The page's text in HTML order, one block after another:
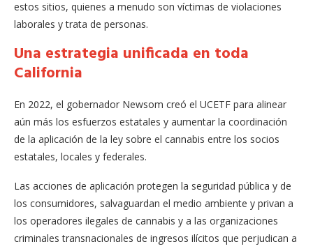
estos sitios, quienes a menudo son víctimas de violaciones
laborales y trata de personas.
Una estrategia unificada en toda
California
En 2022, el gobernador Newsom creó el UCETF para alinear
aún más los esfuerzos estatales y aumentar la coordinación
de la aplicación de la ley sobre el cannabis entre los socios
estatales, locales y federales.
Las acciones de aplicación protegen la seguridad pública y de
los consumidores, salvaguardan el medio ambiente y privan a
los operadores ilegales de cannabis y a las organizaciones
criminales transnacionales de ingresos ilícitos que perjudican a